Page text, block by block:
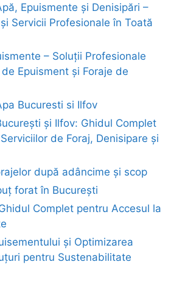
Epuismente și Denisipări –
Servicii Profesionale în Toată
– Soluții Profesionale
Epuisment și Foraje de
Bucuresti si Ilfov
și Ilfov: Ghidul Complet
de Foraj, Denisipare și
după adâncime și scop
forat în București
Complet pentru Accesul la
și Optimizarea
pentru Sustenabilitate